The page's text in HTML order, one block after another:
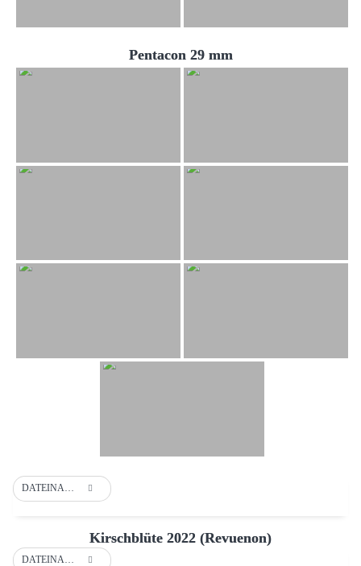
Pentacon 29 mm
DATEINAME
Kirschblüte 2022 (Revuenon)
DATEINAME